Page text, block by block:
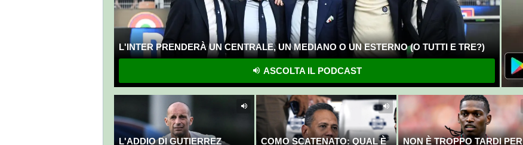
L'INTER PRENDERÀ UN CENTRALE, UN MEDIANO O UN ESTERNO (O TUTTI E TRE?)
ASCOLTA IL PODCAST
L'ADDIO DI GUTIERREZ COMO SCATENATO: QUAL È NON È TROPPO TARDI PER